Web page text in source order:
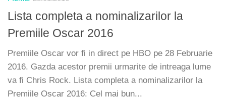
Lista completa a nominalizarilor la
Premiile Oscar 2016
Premiile Oscar vor fi in direct pe HBO pe 28 Februarie
2016. Gazda acestor premii urmarite de intreaga lume
va fi Chris Rock. Lista completa a nominalizarilor la
Premiile Oscar 2016: Cel mai bun...